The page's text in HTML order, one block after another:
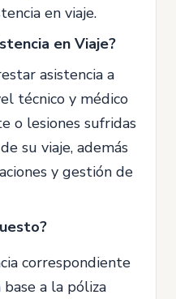
en viaje.
en Viaje?
asistencia a
técnico y médico
o lesiones sufridas
su viaje, además
y gestión de
correspondiente
base a la póliza